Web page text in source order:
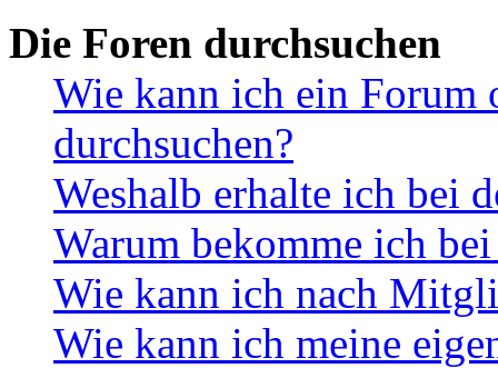
Die Foren durchsuchen
Wie kann ich ein Forum
durchsuchen?
Weshalb erhalte ich bei
Warum bekomme ich
Wie kann ich nach
Wie kann ich meine